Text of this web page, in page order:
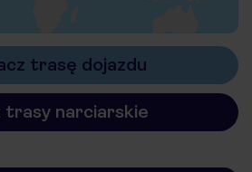
trasę dojazdu
trasy narciarskie